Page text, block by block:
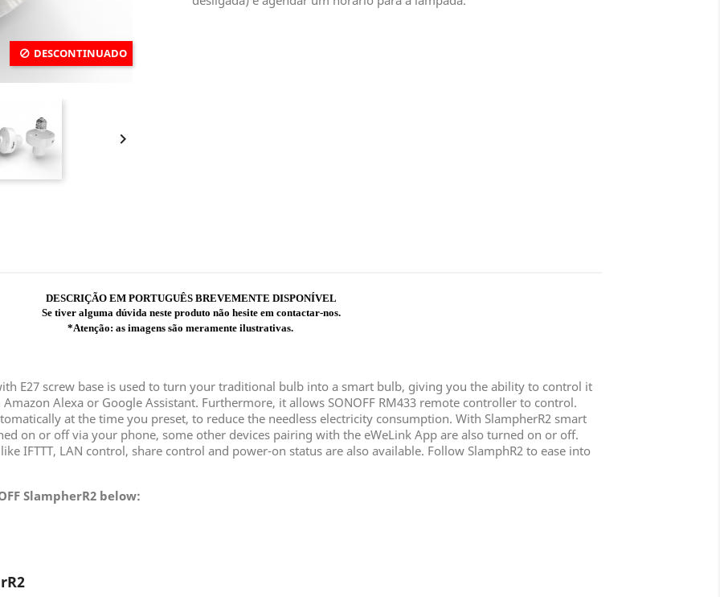
DESCONTINUADO

DESCRIÇÃO EM PORTUGUÊS BREVEMENTE DISPONÍVEL
Se tiver alguma dúvida neste produto não hesite em contactar-nos.
*Atenção: as imagens são meramente ilustrativas.
E27 screw base is used to turn your traditional bulb into a smart bulb, giving you the ability to control it
Alexa or Google Assistant. Furthermore, it allows SONOFF RM433 remote controller to control.
at the time you preset, to reduce the needless electricity consumption. With SlampherR2 smart
on or off via your phone, some other devices pairing with the eWeLink App are also turned on or off.
IFTTT, LAN control, share control and power-on status are also available. Follow SlamphR2 to ease into
SlampherR2 below: